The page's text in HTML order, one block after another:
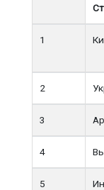
1
2
3
4
5